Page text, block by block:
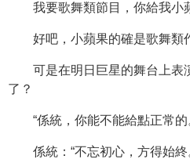
我要歌舞類節目，你給我小
好吧，小蘋果的確是歌舞類
可是在明日巨星的舞台上表
了？
“係統，你能不能給點正常的
係統：“不忘初心，方得始終